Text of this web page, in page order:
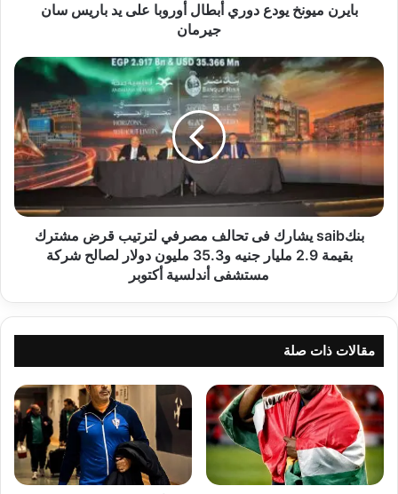
بايرن ميونخ يودع دوري أبطال أوروبا على يد باريس سان
جيرمان
بنكsaib
يشارك
فى
تحالف
مصرفي
لترتيب
قرض
مشترك
بقيمة
لصالح
شركة
مستشفى
أندلسية
أكتوبر
بنكsaib يشارك فى تحالف مصرفي لترتيب قرض مشترك
بقيمة 2.9 مليار جنيه و35.3 مليون دولار لصالح شركة
مستشفى أندلسية أكتوبر
مقالات ذات صلة